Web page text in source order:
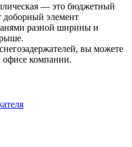
— это бюджетный
доборный элемент
разной ширины и
вы можете
офисе компании.